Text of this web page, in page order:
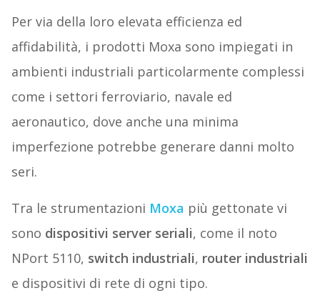
Per via della loro elevata efficienza ed
affidabilità, i prodotti Moxa sono impiegati in
ambienti industriali particolarmente complessi
come i settori ferroviario, navale ed
aeronautico, dove anche una minima
imperfezione potrebbe generare danni molto
seri.
Tra le strumentazioni Moxa più gettonate vi
sono dispositivi server seriali, come il noto
NPort 5110, switch industriali, router industriali
e dispositivi di rete di ogni tipo.